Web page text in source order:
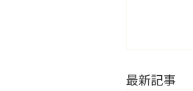
最新記事